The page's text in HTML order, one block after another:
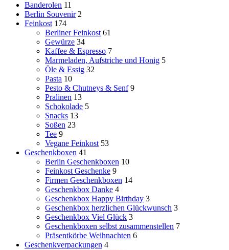
Banderolen 11
Berlin Souvenir 2
Feinkost 174
Berliner Feinkost 61
Gewürze 34
Kaffee & Espresso 7
Marmeladen, Aufstriche und Honig 5
Öle & Essig 32
Pasta 10
Pesto & Chutneys & Senf 9
Pralinen 13
Schokolade 5
Snacks 13
Soßen 23
Tee 9
Vegane Feinkost 53
Geschenkboxen 41
Berlin Geschenkboxen 10
Feinkost Geschenke 9
Firmen Geschenkboxen 14
Geschenkbox Danke 4
Geschenkbox Happy Birthday 3
Geschenkbox herzlichen Glückwunsch 3
Geschenkbox Viel Glück 3
Geschenkboxen selbst zusammenstellen 7
Präsentkörbe Weihnachten 6
Geschenkverpackungen 4